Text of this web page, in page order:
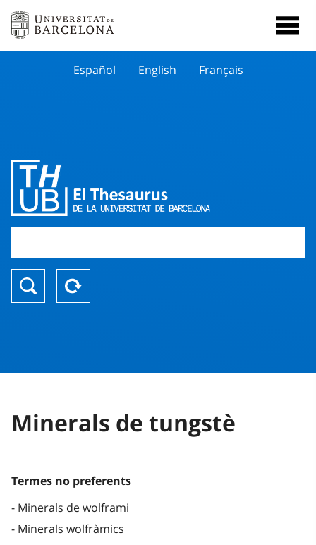
Español English Français
Minerals de tungstè
Termes no preferents
Minerals de wolframi
Minerals wolfràmics